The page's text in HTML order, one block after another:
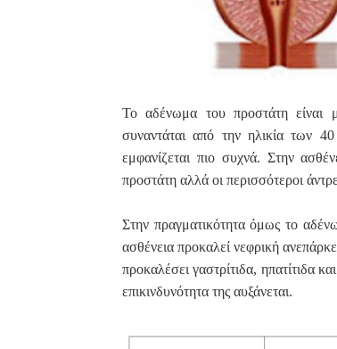
Το αδένωμα του προστάτη είναι
συναντάται από την ηλικία των
εμφανίζεται πιο συχνά. Στην
προστάτη αλλά οι περισσότεροι
Στην πραγματικότητα όμως το
ασθένεια προκαλεί νεφρική
προκαλέσει γαστρίτιδα, ηπατίτιδα
επικινδυνότητα της αυξάνεται.